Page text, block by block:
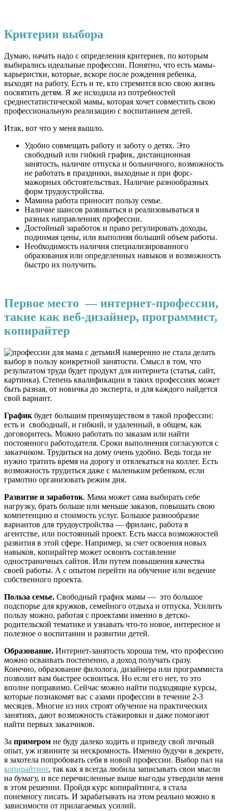
Критерии выбора
Думаю, начать надо с определения критериев, по которым
выбирались идеальные профессии. Понятно, что есть мамы-
карьеристки, которые, вскоре после рождения ребенка,
выходят на работу. Есть и те, кто стремится всю свою жизнь
посвятить детям. Я же исходила из потребностей
среднестатистической мамы, которая хочет совместить свою
профессиональную реализацию с воспитанием детей.
Итак, вот что у меня вышло.
Удобно совмещать работу и заботу о детях. Это
свободный или гибкий график, дистанционная
занятость, наличие отпуска и больничного, возможность
не работать в праздники, выходные и при форс-
мажорных обстоятельствах. Наличие разнообразных
форм трудоустройства.
Мамина работа приносит пользу семье.
Наличие шансов развиваться и реализовываться в
разных направлениях профессии.
Достойный заработок и право регулировать доходы,
поднимая цены, или выполняя больший объем работы.
Необходимость наличия специализированного
образования или определенных навыков и возможность
быстро их получить.
Первое место — интернет-профессии,
такие как веб-дизайнер, программист,
копирайтер
Я намеренно не стала делать
выбор в пользу конкретной занятости. Смысл в том, что
результатом труда будет продукт для интернета (статья, сайт,
картинка). Степень квалификации в таких профессиях может
быть разная, от новичка до эксперта, и для каждого найдется
свой вариант.
График будет большим преимуществом в такой профессии:
есть и свободный, и гибкий, и удаленный, в общем, как
договоритесь. Можно работать по заказам или найти
постоянного работодателя. Сроки выполнения согласуются с
заказчиком. Трудиться на дому очень удобно. Ведь тогда не
нужно тратить время на дорогу и отвлекаться на коллег. Есть
возможность трудиться даже с маленьким ребенком, если
грамотно организовать режим дня.
Развитие и заработок. Мама может сама выбирать себе
нагрузку, брать больше или меньше заказов, повышать свою
компетенцию и стоимость услуг. Большое разнообразие
вариантов для трудоустройства — фриланс, работа в
агентстве, или постоянный проект. Есть масса возможностей
развития в этой сфере. Например, за счет освоения новых
навыков, копирайтер может освоить составление
одностраничных сайтов. Или путем повышения качества
своей работы. А с опытом перейти на обучение или ведение
собственного проекта.
Польза семье. Свободный график мамы — это большое
подспорье для кружков, семейного отдыха и отпуска. Усилить
пользу можно, работая с проектами именно в детско-
родительской тематике и узнавать что-то новое, интересное и
полезное о воспитании и развитии детей.
Образование. Интернет-занятость хороша тем, что профессию
можно осваивать постепенно, а доход получать сразу.
Конечно, образование филолога, дизайнера или программиста
позволит вам быстрее освоиться. Но если его нет, то это
вполне поправимо. Сейчас можно найти подходящие курсы,
которые познакомят вас с азами профессии в течение 2-3
месяцев. Многие из них строят обучение на практических
занятиях, дают возможность стажировки и даже помогают
найти первых заказчиков.
За примером не буду далеко ходить и приведу свой личный
опыт, уж извините за нескромность. Именно будучи в декрете,
я захотела попробовать себя в новой профессии. Выбор пал на
копирайтинг, так как я всегда любила записывать свои мысли
на бумагу, и все перечисленные выше выгоды утвердили меня
в этом решении. Пройдя курс копирайтинга, я стала
понемногу писать. И зарабатывать на этом реально можно в
зависимости от прилагаемых усилий.